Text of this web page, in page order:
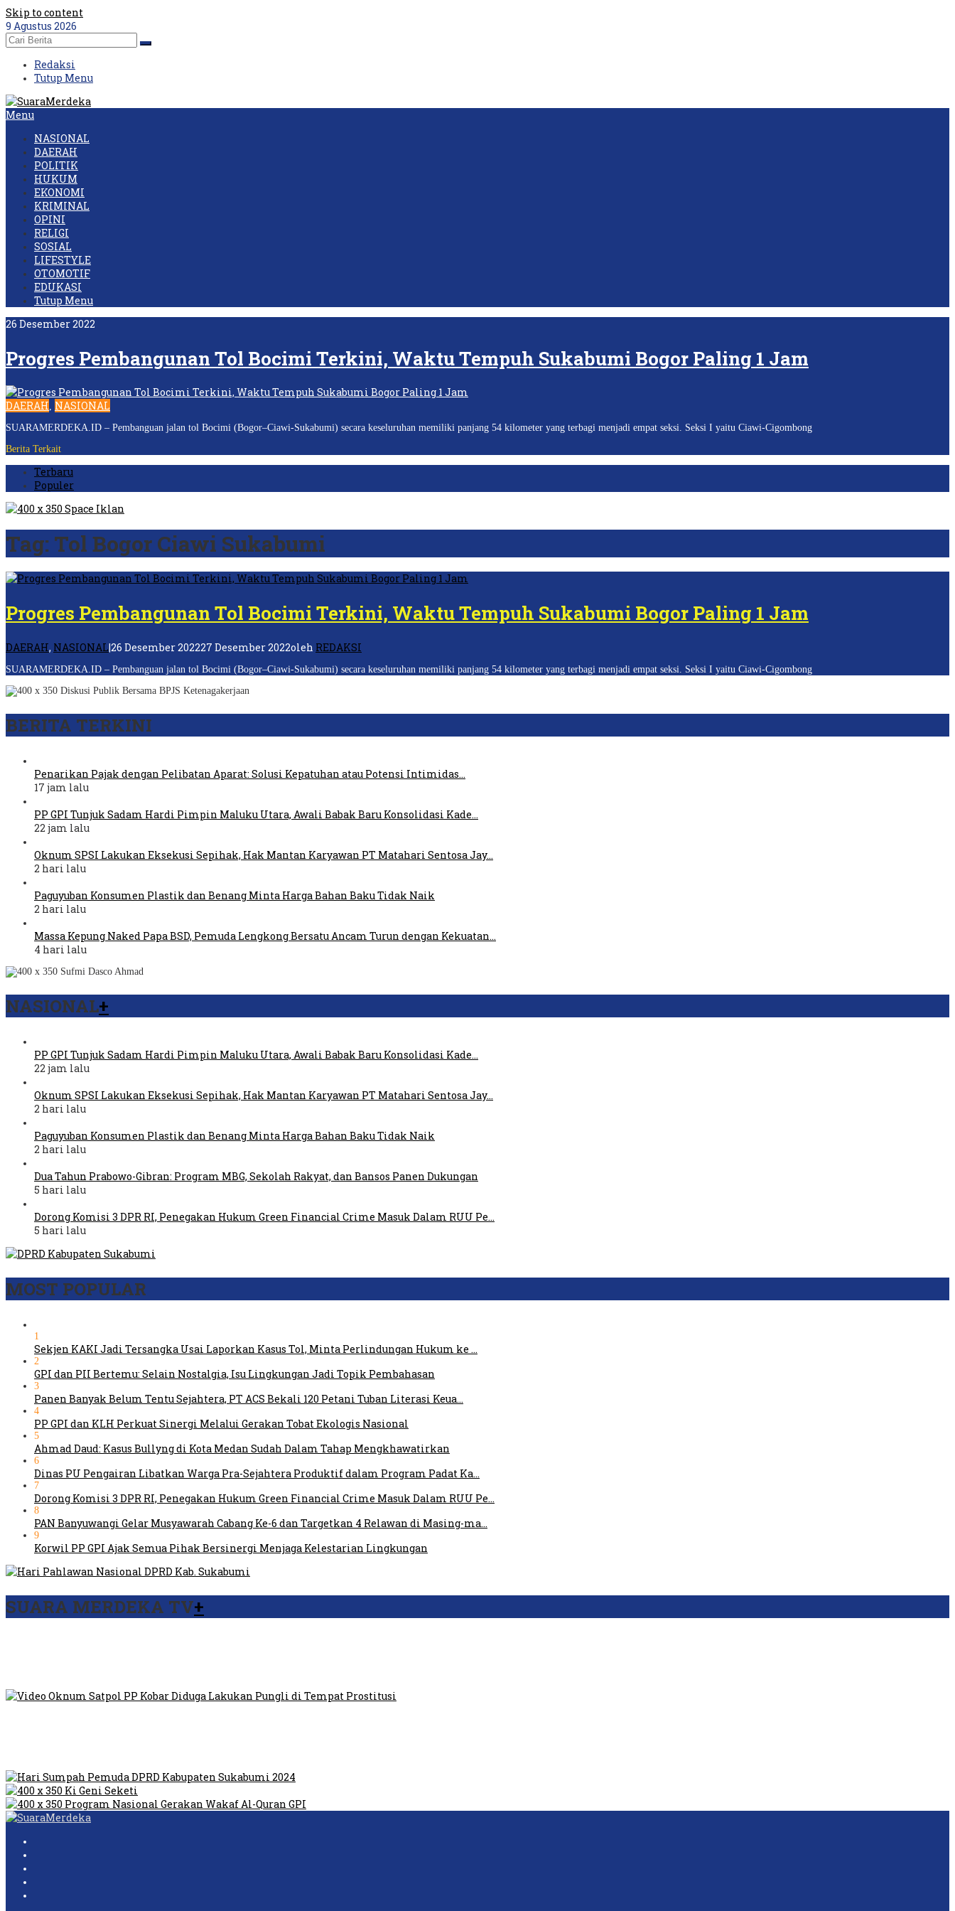
Skip to content
9 Agustus 2026
Redaksi
Tutup Menu
Menu
NASIONAL
DAERAH
POLITIK
HUKUM
EKONOMI
KRIMINAL
OPINI
RELIGI
SOSIAL
LIFESTYLE
OTOMOTIF
EDUKASI
Tutup Menu
26 Desember 2022
Progres Pembangunan Tol Bocimi Terkini, Waktu Tempuh Sukabumi Bogor Paling 1 Jam
DAERAH, NASIONAL
SUARAMERDEKA.ID – Pembanguan jalan tol Bocimi (Bogor–Ciawi-Sukabumi) secara keseluruhan memiliki panjang 54 kilometer yang terbagi menjadi empat seksi. Seksi I yaitu Ciawi-Cigombong
Berita Terkait
Terbaru
Populer
Tag: Tol Bogor Ciawi Sukabumi
Progres Pembangunan Tol Bocimi Terkini, Waktu Tempuh Sukabumi Bogor Paling 1 Jam
DAERAH, NASIONAL|26 Desember 202227 Desember 2022oleh REDAKSI
SUARAMERDEKA.ID – Pembanguan jalan tol Bocimi (Bogor–Ciawi-Sukabumi) secara keseluruhan memiliki panjang 54 kilometer yang terbagi menjadi empat seksi. Seksi I yaitu Ciawi-Cigombong
BERITA TERKINI
Penarikan Pajak dengan Pelibatan Aparat: Solusi Kepatuhan atau Potensi Intimidas…
17 jam lalu
PP GPI Tunjuk Sadam Hardi Pimpin Maluku Utara, Awali Babak Baru Konsolidasi Kade…
22 jam lalu
Oknum SPSI Lakukan Eksekusi Sepihak, Hak Mantan Karyawan PT Matahari Sentosa Jay…
2 hari lalu
Paguyuban Konsumen Plastik dan Benang Minta Harga Bahan Baku Tidak Naik
2 hari lalu
Massa Kepung Naked Papa BSD, Pemuda Lengkong Bersatu Ancam Turun dengan Kekuatan…
4 hari lalu
NASIONAL+
PP GPI Tunjuk Sadam Hardi Pimpin Maluku Utara, Awali Babak Baru Konsolidasi Kade…
22 jam lalu
Oknum SPSI Lakukan Eksekusi Sepihak, Hak Mantan Karyawan PT Matahari Sentosa Jay…
2 hari lalu
Paguyuban Konsumen Plastik dan Benang Minta Harga Bahan Baku Tidak Naik
2 hari lalu
Dua Tahun Prabowo-Gibran: Program MBG, Sekolah Rakyat, dan Bansos Panen Dukungan
5 hari lalu
Dorong Komisi 3 DPR RI, Penegakan Hukum Green Financial Crime Masuk Dalam RUU Pe…
5 hari lalu
MOST POPULAR
1
Sekjen KAKI Jadi Tersangka Usai Laporkan Kasus Tol, Minta Perlindungan Hukum ke …
2
GPI dan PII Bertemu: Selain Nostalgia, Isu Lingkungan Jadi Topik Pembahasan
3
Panen Banyak Belum Tentu Sejahtera, PT ACS Bekali 120 Petani Tuban Literasi Keua…
4
PP GPI dan KLH Perkuat Sinergi Melalui Gerakan Tobat Ekologis Nasional
5
Ahmad Daud: Kasus Bullyng di Kota Medan Sudah Dalam Tahap Mengkhawatirkan
6
Dinas PU Pengairan Libatkan Warga Pra-Sejahtera Produktif dalam Program Padat Ka…
7
Dorong Komisi 3 DPR RI, Penegakan Hukum Green Financial Crime Masuk Dalam RUU Pe…
8
PAN Banyuwangi Gelar Musyawarah Cabang Ke-6 dan Targetkan 4 Relawan di Masing-ma…
9
Korwil PP GPI Ajak Semua Pihak Bersinergi Menjaga Kelestarian Lingkungan
SUARA MERDEKA TV+